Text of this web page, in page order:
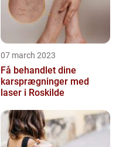
07 march 2023
Få behandlet dine
karsprægninger med
laser i Roskilde